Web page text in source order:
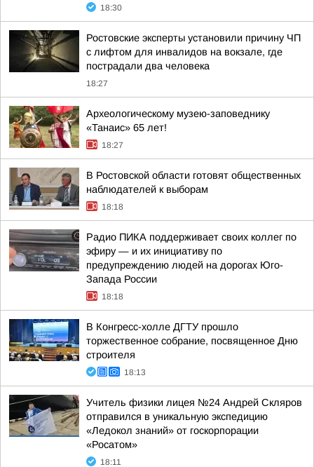
18:30
Ростовские эксперты установили причину ЧП
с лифтом для инвалидов на вокзале, где
пострадали два человека
18:27
Археологическому музею-заповеднику
«Танаис» 65 лет!
18:27
В Ростовской области готовят общественных
наблюдателей к выборам
18:18
Радио ПИКА поддерживает своих коллег по
эфиру — и их инициативу по
предупреждению людей на дорогах Юго-
Запада России
18:18
В Конгресс-холле ДГТУ прошло
торжественное собрание, посвященное Дню
строителя
18:13
Учитель физики лицея №24 Андрей Скляров
отправился в уникальную экспедицию
«Ледокол знаний» от госкорпорации
«Росатом»
18:11